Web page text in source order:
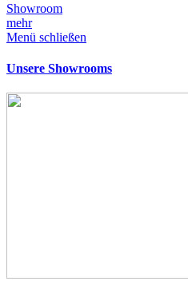
Showroom
mehr
Menü schließen
Unsere Showrooms